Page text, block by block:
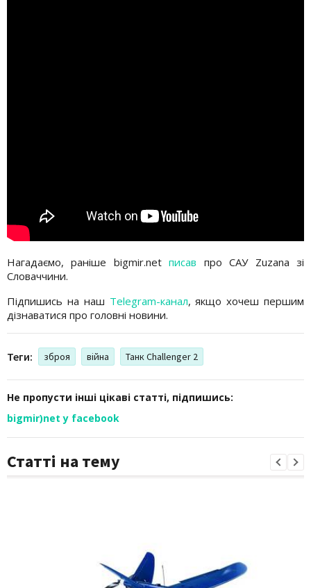
Нагадаємо, раніше bigmir.netписав про САУ Zuzana зі
Словаччини.
Підпишись на наш Telegram-канал, якщо хочеш першим
дізнаватися про головні новини.
Теги: зброя війна Танк Challenger 2
Не пропусти інші цікаві статті, підпишись:
bigmir)net у facebook
Статті на тему